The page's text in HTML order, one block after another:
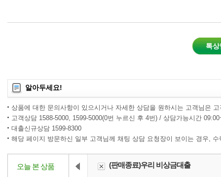
톡상
알아두세요!
상품에 대한 문의사항이 있으시거나 자세한 상담을 원하시는 고객님은
고객상담 1588-5000, 1599-5000(0번 누르신 후 4번) / 상담가능시간
대출신규상담 1599-8300
해당 페이지 방문하신 일부 고객님께 채팅 상담 요청장이 보이는 경우,
오늘 본 상품 (판매종료)우리 비상금대출